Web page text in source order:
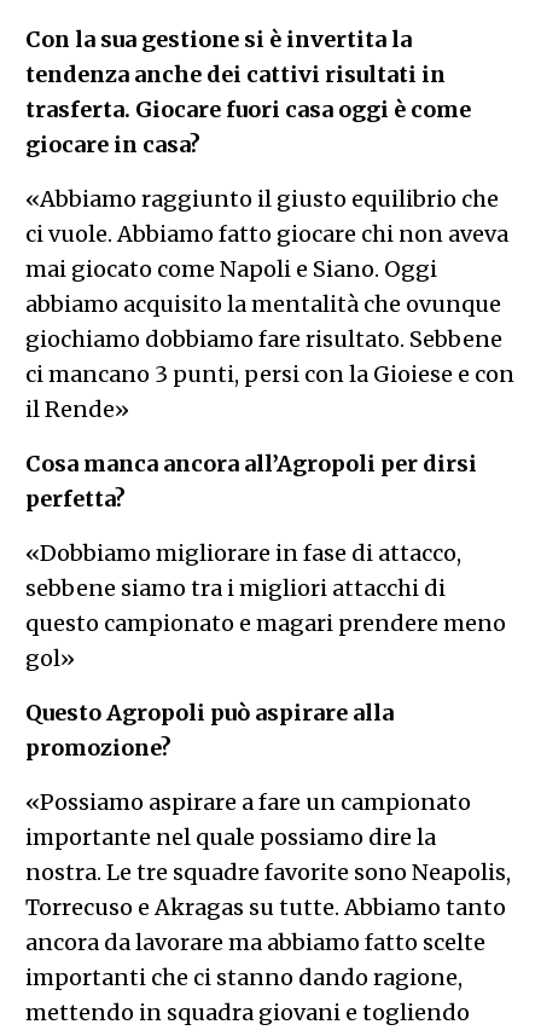
Con la sua gestione si è invertita la
tendenza anche dei cattivi risultati in
trasferta. Giocare fuori casa oggi è come
giocare in casa?
«Abbiamo raggiunto il giusto equilibrio che
ci vuole. Abbiamo fatto giocare chi non aveva
mai giocato come Napoli e Siano. Oggi
abbiamo acquisito la mentalità che ovunque
giochiamo dobbiamo fare risultato. Sebbene
ci mancano 3 punti, persi con la Gioiese e con
il Rende»
Cosa manca ancora all’Agropoli per dirsi
perfetta?
«Dobbiamo migliorare in fase di attacco,
sebbene siamo tra i migliori attacchi di
questo campionato e magari prendere meno
gol»
Questo Agropoli può aspirare alla
promozione?
«Possiamo aspirare a fare un campionato
importante nel quale possiamo dire la
nostra. Le tre squadre favorite sono Neapolis,
Torrecuso e Akragas su tutte. Abbiamo tanto
ancora da lavorare ma abbiamo fatto scelte
importanti che ci stanno dando ragione,
mettendo in squadra giovani e togliendo